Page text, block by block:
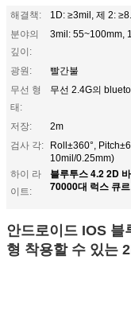
해결책:
1D: ≥3mil, 제 2:
분야의
깊이:
3mil: 55~100mm,
광원:
빨간불
무선 형
태:
무선 2.4G의
저장:
2m
검사 각:
Roll±360°,
10mil/0.25mm)
하이 라
이트:
블루투스 4.2 2D
70000대 럭스 큐
안드로이드 IOS 블
형 착용할 수 있는